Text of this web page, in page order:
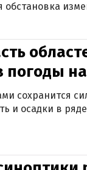
на
сохранится
и осадки в